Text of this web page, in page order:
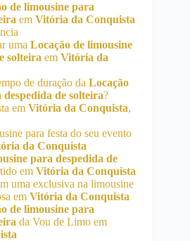
de limousine para
em Vitória da Conquista
uma Locação de limousine
solteira em Vitória da
de duração da Locação
de solteira?
em Vitória da Conquista,
para festa do seu evento
da Conquista
para despedida de
em Vitória da Conquista
uma exclusiva na limousine
em Vitória da Conquista
de limousine para
da Vou de Limo em